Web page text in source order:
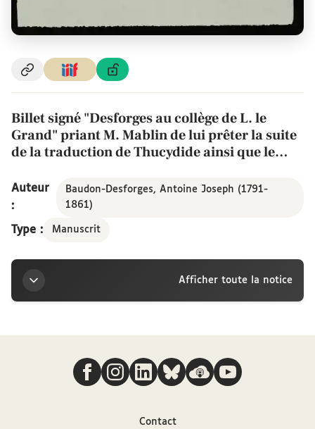
Billet signé "Desforges au collège de L. le
Grand" priant M. Mablin de lui prêter la suite
de la traduction de Thucydide ainsi que le
premiers volumes, daté : "ce 17 mars"
Auteur
:
Baudon-Desforges, Antoine Joseph (1791-
1861)
Type : Manuscrit
Afficher toute la notice
Titre
Billet signé "Desforges au collège de L. le Grand"
priant M. Mablin de lui prêter la suite de la
Nous suivre
Contact